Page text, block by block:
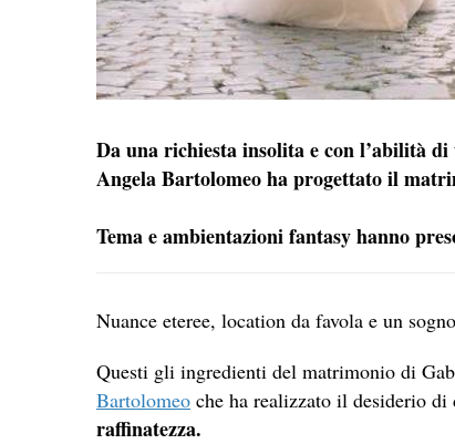
Da una richiesta insolita e con l’abilità
Angela Bartolomeo ha progettato il
Tema e ambientazioni fantasy hanno
Nuance eteree, location da favola e un
Questi gli ingredienti del matrimonio di
Bartolomeo che ha realizzato il desiderio di
raffinatezza.